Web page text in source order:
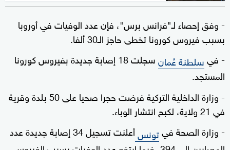
- وفق إحصاء لـ"فرانس برس"، فإن عدد الوفيات في أوروبا
بسبب فيروس كورونا تخطى حاجز الـ30 ألفا.
- فيسلطنة عُمان
سجلت 18 إصابة جديدة بفيروس كورونا
المستجد.
- وزارة الداخلية التركية فرضت حجرا صحيا على 50 بلدة وقرية
في 21 ولاية، لكبح انتشار الوباء.
- وزارة الصحة فيتونس
أعلنت تسجيل 34 إصابة جديدة عدد